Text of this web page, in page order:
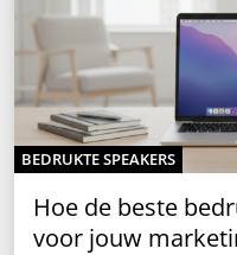
BEDRUKTE SPEAKERS
Hoe de beste
voor jouw